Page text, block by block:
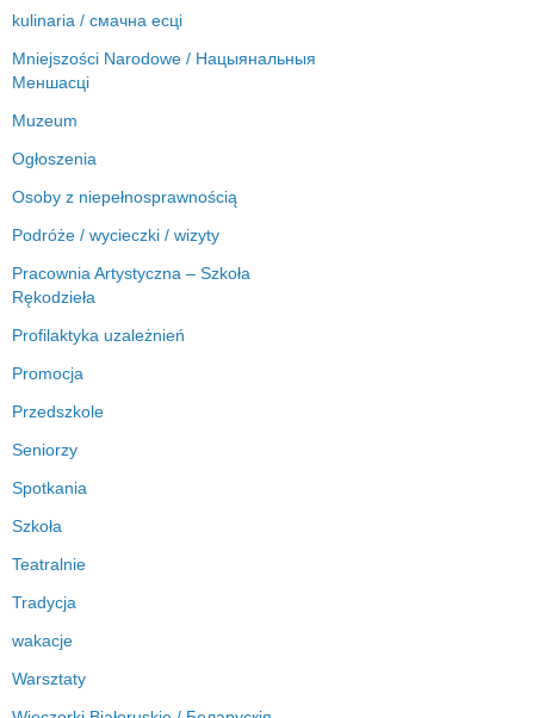
kulinaria / смачна есці
Mniejszości Narodowe / Нацыянальныя
Меншасці
Muzeum
Ogłoszenia
Osoby z niepełnosprawnością
Podróże / wycieczki / wizyty
Pracownia Artystyczna – Szkoła
Rękodzieła
Profilaktyka uzależnień
Promocja
Przedszkole
Seniorzy
Spotkania
Szkoła
Teatralnie
Tradycja
wakacje
Warsztaty